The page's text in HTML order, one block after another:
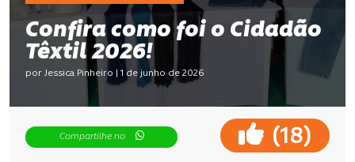
Confira como foi o Cidadão
Têxtil 2026!
por Jessica Pinheiro | 1 de junho de 2026
Compartilhe no (18)